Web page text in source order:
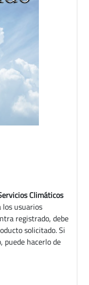
Climáticos
los usuarios
registrado, debe
solicitado. Si
puede hacerlo de